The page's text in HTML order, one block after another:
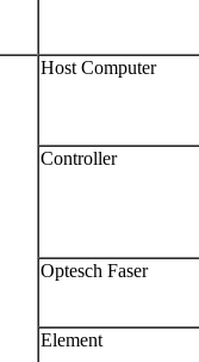
Host Computer
Controller
Optesch Faser
Element